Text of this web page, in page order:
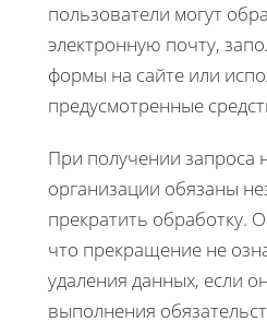
пользователи могут
электронную почту,
формы на сайте или
предусмотренные
При получении запроса
организации обязаны
прекратить обработку.
что прекращение не
удаления данных, если
выполнения